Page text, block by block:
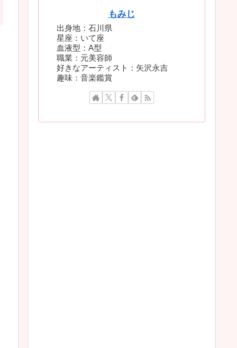
もみじ
出身地：石川県
星座：いて座
血液型：A型
職業：元美容師
好きなアーティスト：矢沢永吉
趣味：音楽鑑賞